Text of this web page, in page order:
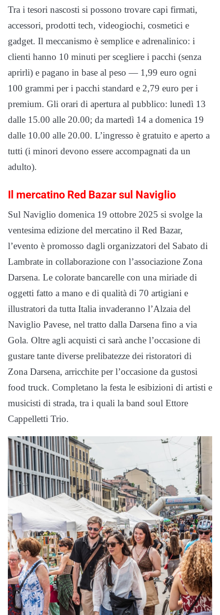
Tra i tesori nascosti si possono trovare capi firmati,
accessori, prodotti tech, videogiochi, cosmetici e
gadget. Il meccanismo è semplice e adrenalinico: i
clienti hanno 10 minuti per scegliere i pacchi (senza
aprirli) e pagano in base al peso — 1,99 euro ogni
100 grammi per i pacchi standard e 2,79 euro per i
premium. Gli orari di apertura al pubblico: lunedì 13
dalle 15.00 alle 20.00; da martedì 14 a domenica 19
dalle 10.00 alle 20.00. L’ingresso è gratuito e aperto a
tutti (i minori devono essere accompagnati da un
adulto).
Il mercatino Red Bazar sul Naviglio
Sul Naviglio domenica 19 ottobre 2025 si svolge la
ventesima edizione del mercatino il Red Bazar,
l’evento è promosso dagli organizzatori del Sabato di
Lambrate in collaborazione con l’associazione Zona
Darsena. Le colorate bancarelle con una miriade di
oggetti fatto a mano e di qualità di 70 artigiani e
illustratori da tutta Italia invaderanno l’Alzaia del
Naviglio Pavese, nel tratto dalla Darsena fino a via
Gola. Oltre agli acquisti ci sarà anche l’occasione di
gustare tante diverse prelibatezze dei ristoratori di
Zona Darsena, arricchite per l’occasione da gustosi
food truck. Completano la festa le esibizioni di artisti e
musicisti di strada, tra i quali la band soul Ettore
Cappelletti Trio.